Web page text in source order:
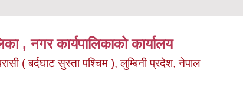
, नगर कार्यपालिकाको कार्यालय
( बर्दघाट सुस्ता पश्चिम ), लुम्बिनी प्रदेश, नेपाल